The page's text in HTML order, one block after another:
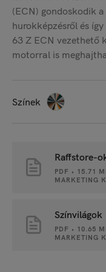
(ECN) gondoskodik
hurokképzésről és
63 Z ECN vezethető
motorral is
Színek
Raffstore-
PDF • 15.71
MARKETING
Színvilágok
PDF • 10.65
MARKETING